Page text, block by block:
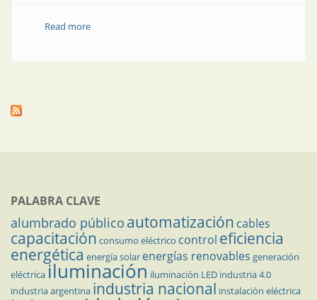
Read moreabout Sensor Hall, un dispositivo presente en
PALABRA CLAVE
alumbrado público automatización cables
capacitación consumo eléctrico control eficiencia
energética energía solar energías renovables generación
eléctricailuminación iluminación LED industria 4.0
industria argentina industria nacional instalación eléctrica